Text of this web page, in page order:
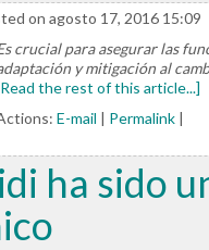
on agosto 17, 2016 15:09
crucial para asegurar las
y mitigación al
the rest of this article...]
E-mail | Permalink |
ha sido